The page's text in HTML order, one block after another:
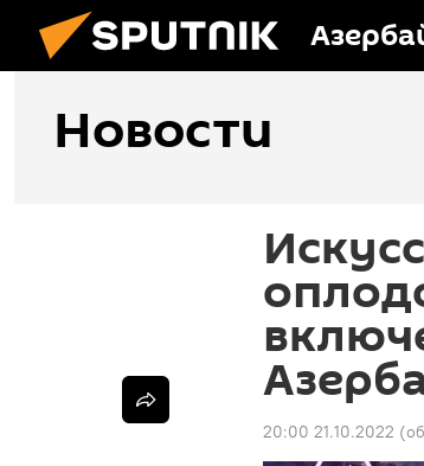
Новости
20:00 21.10.2022